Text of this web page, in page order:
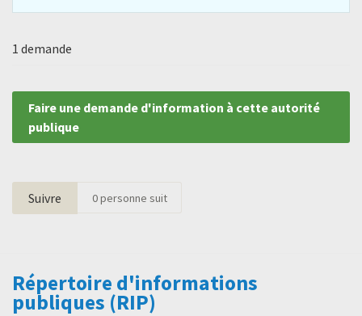
1 demande
Faire une demande d'information à cette autorité
publique
Suivre 0personne suit
Répertoire d'informations
publiques (RIP)